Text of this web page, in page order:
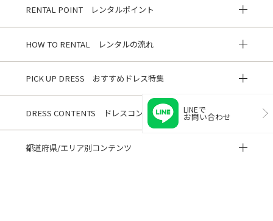
RENTAL POINT レンタルポイント
HOW TO RENTAL レンタルの流れ
PICK UP DRESS おすすめドレス特集
DRESS CONTENTS ドレスコンテンツ
都道府県/エリア別コンテンツ
LINEで
お問い合わせ